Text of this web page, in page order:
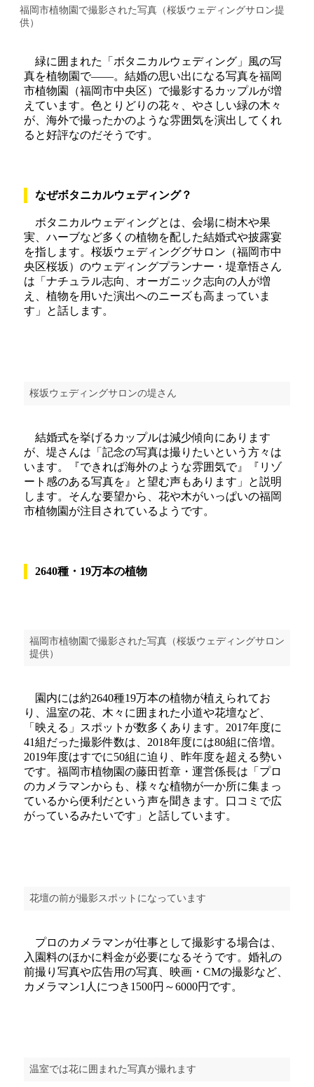
福岡市植物園で撮影された写真（桜坂ウェディングサロン提
供）
緑に囲まれた「ボタニカルウェディング」風の写
真を植物園で――。結婚の思い出になる写真を福岡
市植物園（福岡市中央区）で撮影するカップルが増
えています。色とりどりの花々、やさしい緑の木々
が、海外で撮ったかのような雰囲気を演出してくれ
ると好評なのだそうです。
なぜボタニカルウェディング？
ボタニカルウェディングとは、会場に樹木や果
実、ハーブなど多くの植物を配した結婚式や披露宴
を指します。桜坂ウェディンググサロン（福岡市中
央区桜坂）のウェディングプランナー・堤章悟さん
は「ナチュラル志向、オーガニック志向の人が増
え、植物を用いた演出へのニーズも高まっていま
す」と話します。
桜坂ウェディングサロンの堤さん
結婚式を挙げるカップルは減少傾向にあります
が、堤さんは「記念の写真は撮りたいという方々は
います。『できれば海外のような雰囲気で』『リゾ
ート感のある写真を』と望む声もあります」と説明
します。そんな要望から、花や木がいっぱいの福岡
市植物園が注目されているようです。
2640種・19万本の植物
福岡市植物園で撮影された写真（桜坂ウェディングサロン
提供）
園内には約2640種19万本の植物が植えられてお
り、温室の花、木々に囲まれた小道や花壇など、
「映える」スポットが数多くあります。2017年度に
41組だった撮影件数は、2018年度には80組に倍増。
2019年度はすでに50組に迫り、昨年度を超える勢い
です。福岡市植物園の藤田哲章・運営係長は「プロ
のカメラマンからも、様々な植物が一か所に集まっ
ているから便利だという声を聞きます。口コミで広
がっているみたいです」と話しています。
花壇の前が撮影スポットになっています
プロのカメラマンが仕事として撮影する場合は、
入園料のほかに料金が必要になるそうです。婚礼の
前撮り写真や広告用の写真、映画・CMの撮影など、
カメラマン1人につき1500円～6000円です。
温室では花に囲まれた写真が撮れます